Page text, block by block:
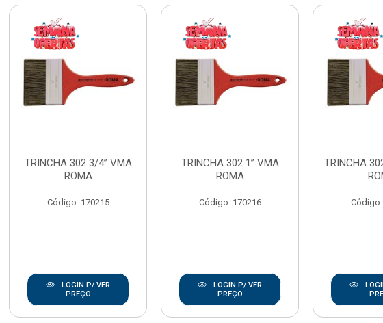
TRINCHA 302 3/4” VMA
ROMA
Código: 170215
LOGIN P/ VER
PREÇO
TRINCHA 302 1” VMA
ROMA
Código: 170216
LOGIN P/ VER
PREÇO
TRINCHA